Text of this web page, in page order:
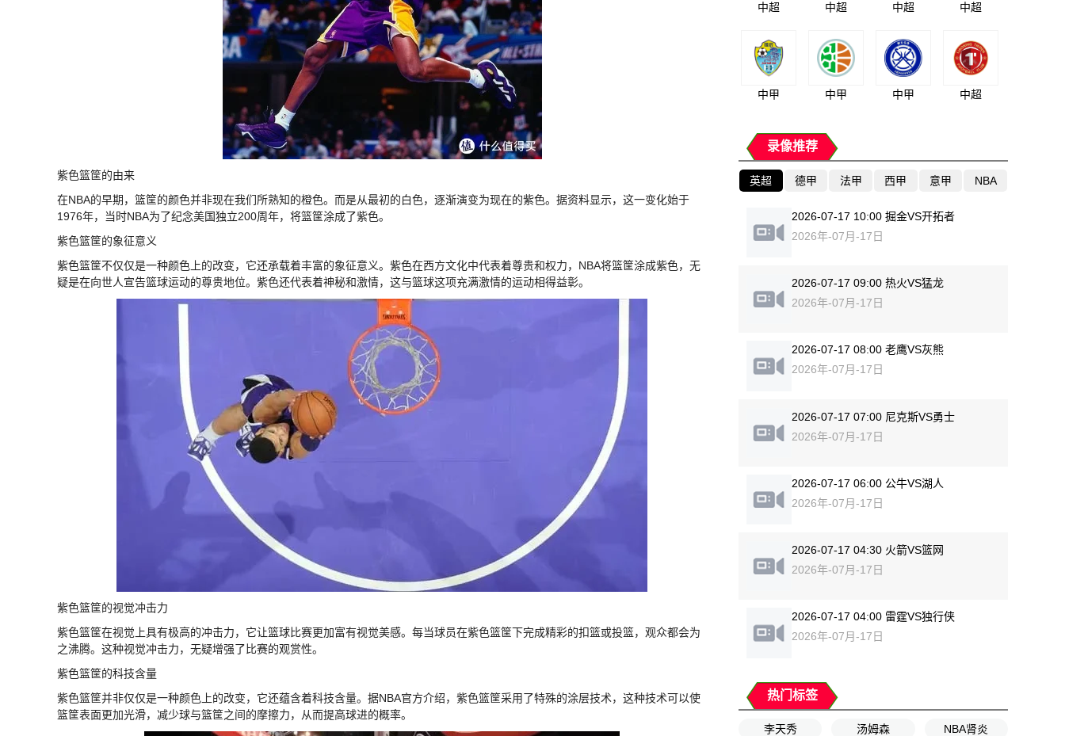
紫色篮筐的由来
在NBA的早期，篮筐的颜色并非现在我们所熟知的橙色。而是从最初的白色，逐渐演变为现在的紫色。据资料显示，这一变化始于
1976年，当时NBA为了纪念美国独立200周年，将篮筐涂成了紫色。
紫色篮筐的象征意义
紫色篮筐不仅仅是一种颜色上的改变，它还承载着丰富的象征意义。紫色在西方文化中代表着尊贵和权力，NBA将篮筐涂成紫色，无
疑是在向世人宣告篮球运动的尊贵地位。紫色还代表着神秘和激情，这与篮球这项充满激情的运动相得益彰。
紫色篮筐的视觉冲击力
紫色篮筐在视觉上具有极高的冲击力，它让篮球比赛更加富有视觉美感。每当球员在紫色篮筐下完成精彩的扣篮或投篮，观众都会为
之沸腾。这种视觉冲击力，无疑增强了比赛的观赏性。
紫色篮筐的科技含量
紫色篮筐并非仅仅是一种颜色上的改变，它还蕴含着科技含量。据NBA官方介绍，紫色篮筐采用了特殊的涂层技术，这种技术可以使
篮筐表面更加光滑，减少球与篮筐之间的摩擦力，从而提高球进的概率。
中超 中超 中超 中超
中甲 中甲 中甲 中超
录像推荐
英超 德甲 法甲 西甲 意甲 NBA
2026-07-17 10:00 掘金VS开拓者
2026年-07月-17日
2026-07-17 09:00 热火VS猛龙
2026年-07月-17日
2026-07-17 08:00 老鹰VS灰熊
2026年-07月-17日
2026-07-17 07:00 尼克斯VS勇士
2026年-07月-17日
2026-07-17 06:00 公牛VS湖人
2026年-07月-17日
2026-07-17 04:30 火箭VS篮网
2026年-07月-17日
2026-07-17 04:00 雷霆VS独行侠
2026年-07月-17日
热门标签
李天秀 汤姆森 NBA肾炎